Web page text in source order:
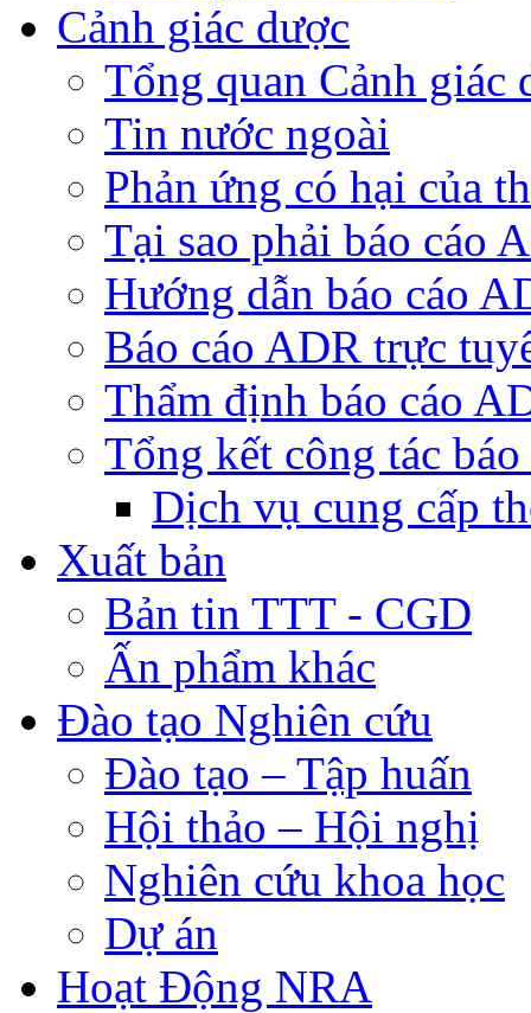
Cảnh giác dược
Tổng quan Cảnh giác
Tin nước ngoài
Phản ứng có hại của
Tại sao phải báo cáo
Hướng dẫn báo cáo
Báo cáo ADR trực
Thẩm định báo cáo
Tổng kết công tác
Dịch vụ cung cấp
Xuất bản
Bản tin TTT - CGD
Ấn phẩm khác
Đào tạo Nghiên cứu
Đào tạo – Tập huấn
Hội thảo – Hội nghị
Nghiên cứu khoa học
Dự án
Hoạt Động NRA